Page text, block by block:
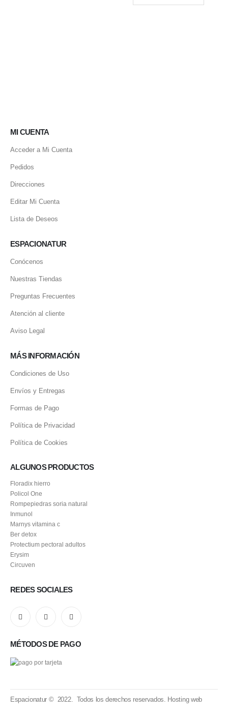
MI CUENTA
Acceder a Mi Cuenta
Pedidos
Direcciones
Editar Mi Cuenta
Lista de Deseos
ESPACIONATUR
Conócenos
Nuestras Tiendas
Preguntas Frecuentes
Atención al cliente
Aviso Legal
MÁS INFORMACIÓN
Condiciones de Uso
Envíos y Entregas
Formas de Pago
Política de Privacidad
Política de Cookies
ALGUNOS PRODUCTOS
Floradix hierro
Policol One
Rompepiedras soria natural
Inmunol
Marnys vitamina c
Ber detox
Protectium pectoral adultos
Erysim
Circuven
REDES SOCIALES
MÉTODOS DE PAGO
Espacionatur © 2022. Todos los derechos reservados. Hosting web